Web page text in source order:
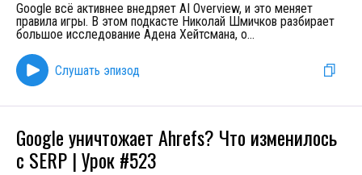
Google всё активнее внедряет AI Overview, и это меняет
правила игры. В этом подкасте Николай Шмичков разбирает
большое исследование Адена Хейтсмана, о...
Слушать эпизод
Google уничтожает Ahrefs? Что изменилось
с SERP | Урок #523